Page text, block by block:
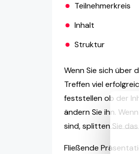
Teilnehmerkreis
Inhalt
Struktur
Wenn Sie sich über
Treffen viel
feststellen ob der
ändern Sie ihn.
sind, splitten Sie
Fließende